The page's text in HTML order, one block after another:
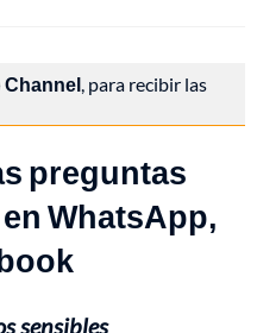
Channel, para recibir las
preguntas
WhatsApp,
sensibles